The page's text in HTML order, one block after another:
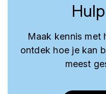
Maak kennis met
ontdek hoe je kan
meest